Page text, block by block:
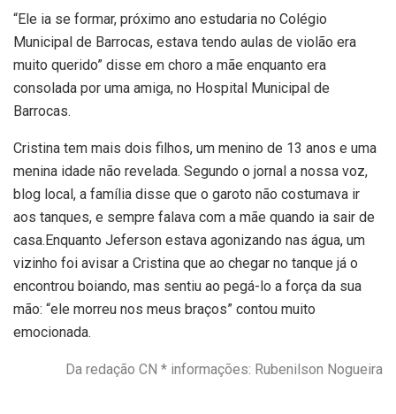
“Ele ia se formar, próximo ano estudaria no Colégio
Municipal de Barrocas, estava tendo aulas de violão era
muito querido” disse em choro a mãe enquanto era
consolada por uma amiga, no Hospital Municipal de
Barrocas.
Cristina tem mais dois filhos, um menino de 13 anos e uma
menina idade não revelada. Segundo o jornal a nossa voz,
blog local, a família disse que o garoto não costumava ir
aos tanques, e sempre falava com a mãe quando ia sair de
casa.Enquanto Jeferson estava agonizando nas água, um
vizinho foi avisar a Cristina que ao chegar no tanque já o
encontrou boiando, mas sentiu ao pegá-lo a força da sua
mão: “ele morreu nos meus braços” contou muito
emocionada.
Da redação CN * informações: Rubenilson Nogueira